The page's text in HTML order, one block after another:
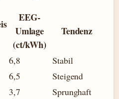
EEG-
Umlage
(ct/kWh)
Tendenz
6,8
Stabil
6,5
Steigend
3,7 Sprunghaft